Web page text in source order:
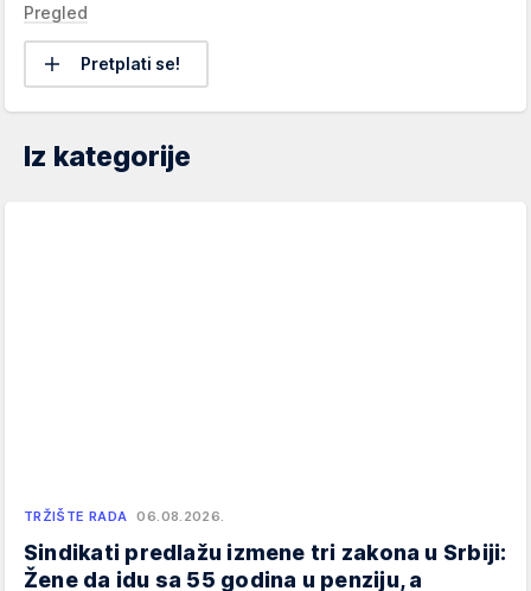
Pregled
Pretplati se!
Iz kategorije
TRŽIŠTE RADA 06.08.2026.
Sindikati predlažu izmene tri zakona u Srbiji:
Žene da idu sa 55 godina u penziju, a